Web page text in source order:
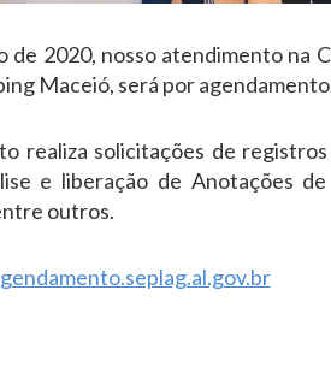
2020, nosso atendimento na
Maceió, será por
realiza solicitações de
e liberação de Anotações de
outros.